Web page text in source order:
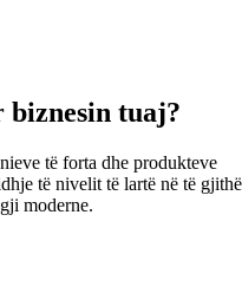
tuaj?
të forta dhe produkteve
të nivelit të lartë në të gjithë
moderne.